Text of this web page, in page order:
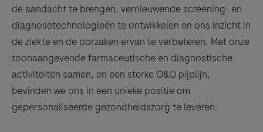
de aandacht te brengen, vernieuwende screening- en
diagnosetechnologieën te ontwikkelen en ons inzicht in
de ziekte en de oorzaken ervan te verbeteren. Met onze
toonaangevende farmaceutische en diagnostische
activiteiten samen, en een sterke O&O pijplijn,
bevinden we ons in een unieke positie om
gepersonaliseerde gezondheidszorg te leveren.